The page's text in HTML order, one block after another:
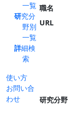
一覧
研究分
野別
一覧
詳細検
索
使い方
お問い合
わせ
職名
URL
研究分野